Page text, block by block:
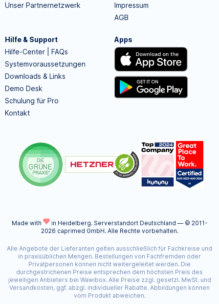
Unser Partnernetzwerk
Impressum
AGB
Hilfe & Support
Hilfe-Center | FAQs
Systemvoraussetzungen
Downloads & Links
Demo Desk
Schulung für Pro
Kontakt
Apps
Made with in Heidelberg. Serverstandort Deutschland — © 2011-
2026 caprimed GmbH. Alle Rechte vorbehalten.
Alle Angebote der Lieferanten gelten ausschließlich für Fachkreise und
in praxisüblichen Mengen. Bestellungen von Fachfremden oder
Privatpersonen können nicht weitergeleitet werden. Die
durchgestrichenen Preise entsprechen dem höchsten Preis des
jeweiligen Anbieters bei Wawibox. Alle Preise zzgl. gesetzl. MwSt. und
Versandkosten, ggf. abzgl. individueller Rabatte. Abbildungen können
vom Produkt abweichen.